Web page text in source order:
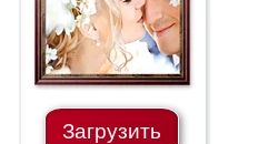
Загрузить